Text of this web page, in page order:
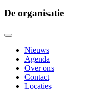
De organisatie
Nieuws
Agenda
Over ons
Contact
Locaties